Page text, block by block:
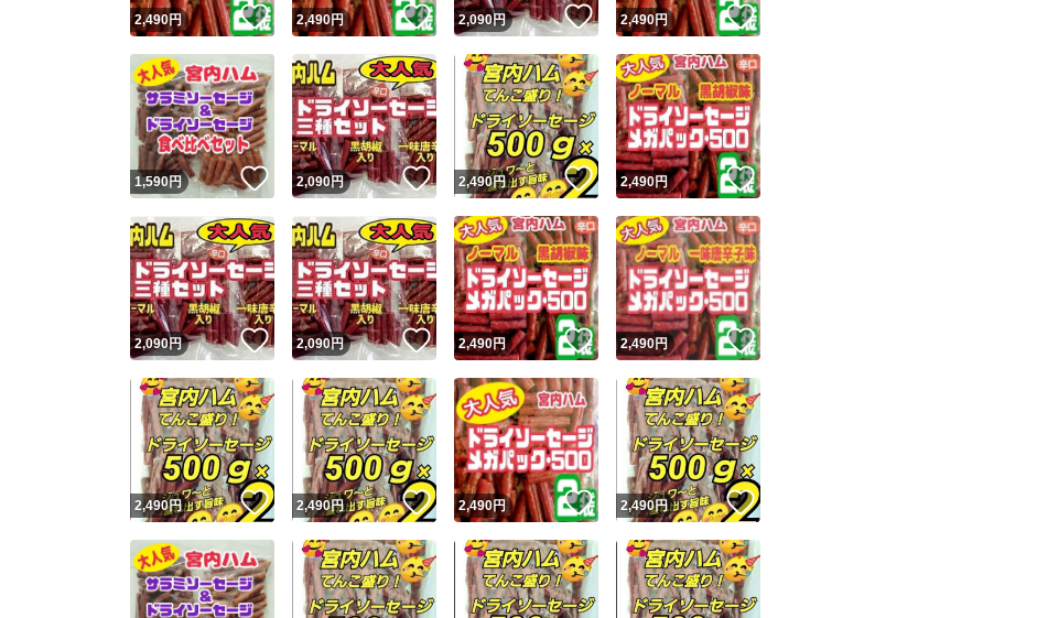
取引実績
取引実績◯+ このユーザーはYahoo!フリマの取引を完了させた実績があります
他フリマ実績◯+ このユーザーは他フリマサービスでの取引実績があります
スピード&安心発送
※このバッジは実績に基づく表示であり、発送を保証しているものではありません
スピード＆安心発送
このユーザーは高頻度で24時間以内＆設定した発送日数内に発送してい
ます
スピード発送 このユーザーは高頻度で24時間以内に発送しています
安心発送 このユーザーは設定した発送日数内に発送しています
商品画像の無断転載は禁止されています
コピーは1商品につき1回です
出品ページへ
キャンセル
2,490円 いいね！
2,490円 いいね！
2,090円 いいね！
2,490円 いいね！
1,590円 いいね！
2,090円 いいね！
2,490円 いいね！
2,490円 いいね！
2,090円 いいね！
2,090円 いいね！
2,490円 いいね！
2,490円 いいね！
2,490円 いいね！
2,490円 いいね！
2,490円 いいね！
2,490円 いいね！